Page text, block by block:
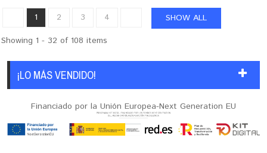
SHOW ALL
1 2 3
4
Showing 1 - 32 of 108 items
¡LO MÁS VENDIDO!
Financiado por la Unión Europea-Next Generation EU